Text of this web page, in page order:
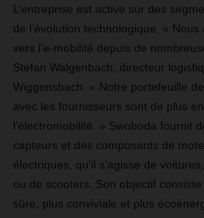
L’entreprise est active sur des
de l’évolution technologique. «
vers l’e-mobilité depuis de
Stefan Walgenbach, directeur
Wiggensbach. « Notre portefeuille
avec les fournisseurs sont de plus
l’électromobilité. » Swoboda fournit
capteurs et des composants de
électriques, qu’il s’agisse de
ou de scooters. Son objectif
sûre, plus conviviale et plus